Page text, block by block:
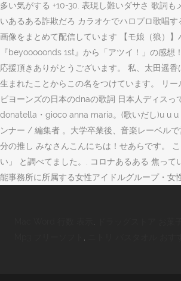
多い気がする +10-30. 表現し難いダサさ 歌詞も
いあるある詐欺だろ カラオケでハロプロ歌唱
画像をまとめて配信しています 【モ娘（狼）
『beyooooonds 1st』から「アツイ！」の感
応援頂きありがとうございます。 私、太田遥
生まれたことからこの名をつけています。 リ
ビヨーンズの日本のdnaの歌詞 日本人ディス
donatella・gioco anna maria。(歌いだし)u u u
ンナー / 編集者 。大学卒業後、音楽レーベル
分の推し みなさんこんにちは！せあらです。
い」 と調べてました。. コロナあるある 焦っ
能事務所に所属する女性アイドルグループ・女